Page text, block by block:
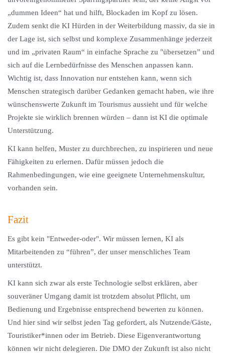
„dummen Ideen“ hat und hilft, Blockaden im Kopf zu lösen.
Zudem senkt die KI Hürden in der Weiterbildung massiv, da sie in
der Lage ist, sich selbst und komplexe Zusammenhänge jederzeit
und im „privaten Raum“ in einfache Sprache zu "übersetzen” und
sich auf die Lernbedürfnisse des Menschen anpassen kann.
Wichtig ist, dass Innovation nur entstehen kann, wenn sich
Menschen strategisch darüber Gedanken gemacht haben, wie ihre
wünschenswerte Zukunft im Tourismus aussieht und für welche
Projekte sie wirklich brennen würden – dann ist KI die optimale
Unterstützung.
KI kann helfen, Muster zu durchbrechen, zu inspirieren und neue
Fähigkeiten zu erlernen. Dafür müssen jedoch die
Rahmenbedingungen, wie eine geeignete Unternehmenskultur,
vorhanden sein.
Fazit
Es gibt kein "Entweder-oder". Wir müssen lernen, KI als
Mitarbeitenden zu “führen”, der unser menschliches Team
unterstützt.
KI kann sich zwar als erste Technologie selbst erklären, aber
souveräner Umgang damit ist trotzdem absolut Pflicht, um
Bedienung und Ergebnisse entsprechend bewerten zu können.
Und hier sind wir selbst jeden Tag gefordert, als Nutzende/Gäste,
Touristiker*innen oder im Betrieb. Diese Eigenverantwortung
können wir nicht delegieren. Die DMO der Zukunft ist also nicht